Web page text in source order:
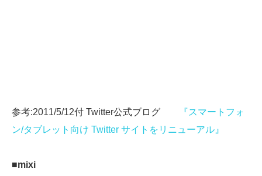
参考:2011/5/12付 Twitter公式ブログ
『スマートフォ
ン/タブレット向け Twitter サイトをリニューアル』
■mixi